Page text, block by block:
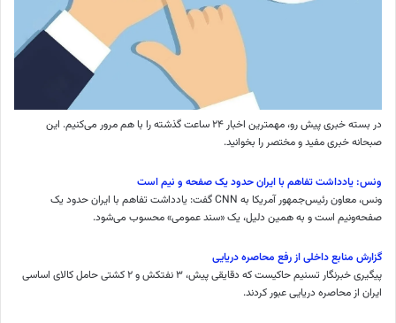
در بسته خبری پیش رو، مهمترین اخبار ۲۴ ساعت گذشته را با هم مرور می‌کنیم. این
صبحانه خبری مفید و مختصر را بخوانید.
ونس: یادداشت تفاهم با ایران حدود یک صفحه‌ و نیم است
ونس، معاون رئیس‌جمهور آمریکا به CNN گفت: یادداشت تفاهم با ایران حدود یک
صفحه‌ونیم است و به همین دلیل، یک «سند عمومی» محسوب می‌شود.
گزارش منابع داخلی از رفع محاصره دریایی
پیگیری خبرنگار تسنیم حاکیست که دقایقی پیش، ۳ نفتکش و ۲ کشتی حامل کالای اساسی
ایران از محاصره دریایی عبور کردند.